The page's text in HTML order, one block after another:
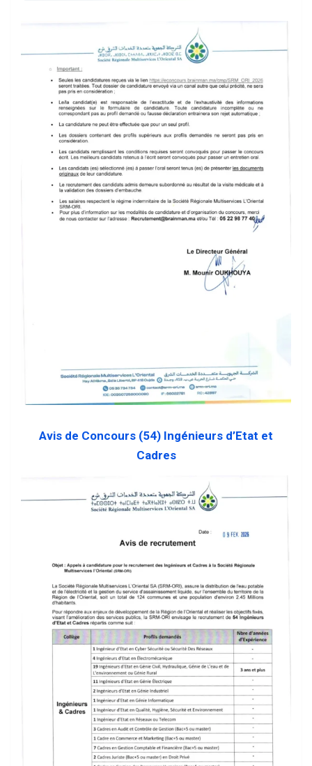
Avis de Concours (54) Ingénieurs d’Etat et
Cadres